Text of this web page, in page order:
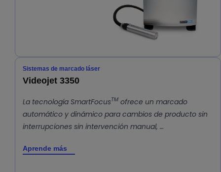
Sistemas de marcado láser
Videojet 3350
La tecnología SmartFocusTM ofrece un marcado
automático y dinámico para cambios de producto sin
interrupciones sin intervención manual, …
Aprende más